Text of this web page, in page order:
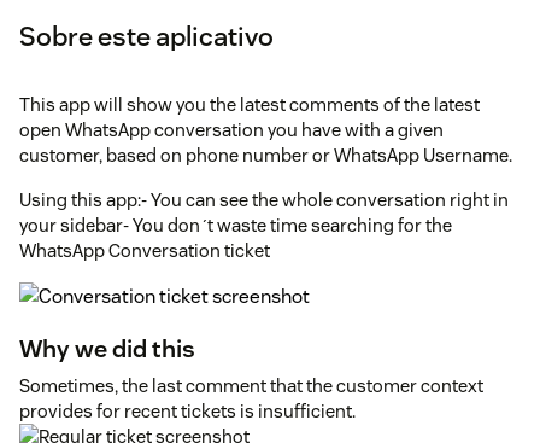
Sobre este aplicativo
This app will show you the latest comments of the latest
open WhatsApp conversation you have with a given
customer, based on phone number or WhatsApp Username.
Using this app:- You can see the whole conversation right in
your sidebar- You don´t waste time searching for the
WhatsApp Conversation ticket
Why we did this
Sometimes, the last comment that the customer context
provides for recent tickets is insufficient.